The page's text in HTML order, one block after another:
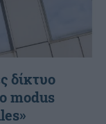
δίκτυο
modus